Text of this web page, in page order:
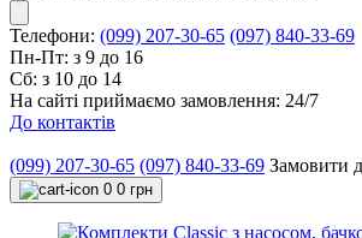
Телефони: (099) 207-30-65 (097) 840-33-69
Пн-Пт: з 9 до 16
Сб: з 10 до 14
На сайті приймаємо замовлення: 24/7
До контактів
(099) 207-30-65 (097) 840-33-69 Замовити
0 0 грн